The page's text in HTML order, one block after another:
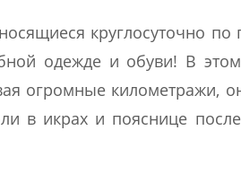
круглосуточно по
одежде и обуви! В этом
огромные километражи,
в икрах и пояснице